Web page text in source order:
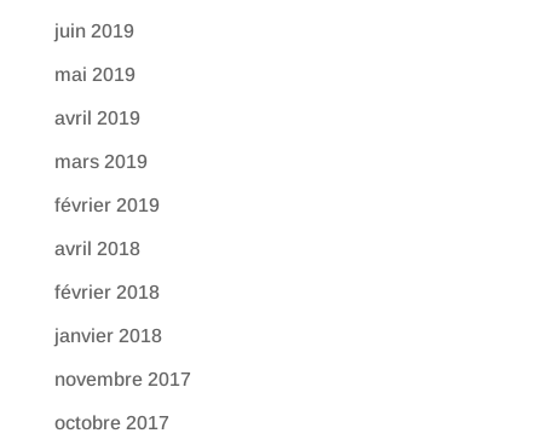
juin 2019
mai 2019
avril 2019
mars 2019
février 2019
avril 2018
février 2018
janvier 2018
novembre 2017
octobre 2017